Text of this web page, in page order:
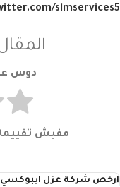
slmservices5
دوس
مفيش
ارخص شركة عزل ايبوكسي